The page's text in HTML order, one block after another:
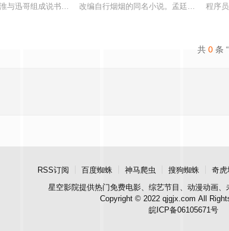
然对他说：“江逾白，我喜欢你，哲学和生物学意义上的喜欢。”
与迅哥组成说书班子，偶遇“白天人住屋，晚上鬼占房”的阴阳宅
改编自行烟烟的同名小说。孟廷辉，大平
程序
共 0 条
RSS订阅 百度蜘蛛 神马爬虫 搜狗蜘蛛 奇虎
星空影院提供热门免费电影、综艺节目、动漫动画
Copyright © 2022 qjgjx.com All
皖ICP备06105671号